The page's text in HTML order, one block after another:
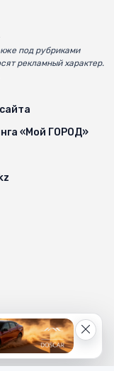
под рубриками
рекламный характер.
«Мой ГОРОД»